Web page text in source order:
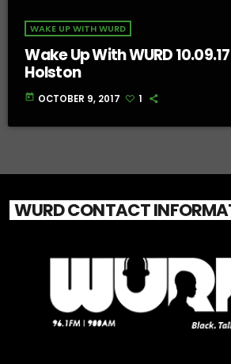
WAKE UP WITH WURD
Wake Up With WURD
Holston
today OCTOBER 9, 2017 1
WURD CONTACT